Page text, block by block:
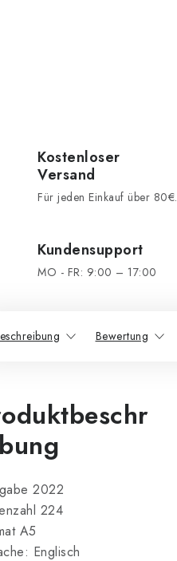
Kostenloser
Versand
Für jeden Einkauf über 80€.
Kundensupport
MO - FR: 9:00 – 17:00
Bewertung
2022
224
A5
Englisch